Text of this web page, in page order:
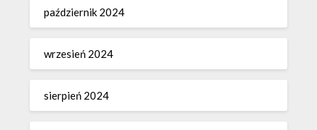
październik 2024
wrzesień 2024
sierpień 2024